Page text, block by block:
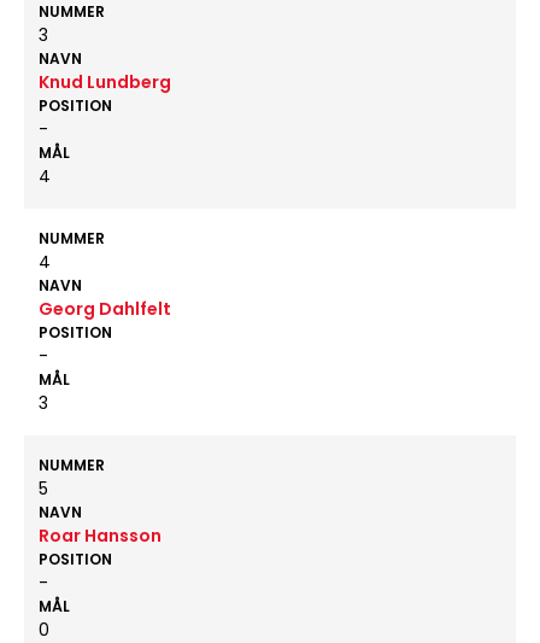
NUMMER
3
NAVN
Knud Lundberg
POSITION
-
MÅL
4
NUMMER
4
NAVN
Georg Dahlfelt
POSITION
-
MÅL
3
NUMMER
5
NAVN
Roar Hansson
POSITION
-
MÅL
0